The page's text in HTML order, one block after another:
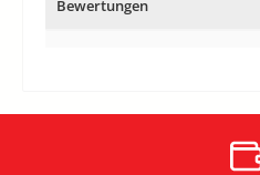
Bewertungen